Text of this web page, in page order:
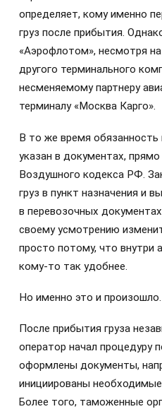
определяет, кому именно
груз после прибытия.
«Аэрофлотом», несмотря
другого терминального
несменяемому партнеру
терминалу «Москва Карго».
В то же время обязанность
указан в документах,
Воздушного кодекса РФ.
груз в пункт назначения и
в перевозочных
своему усмотрению
просто потому, что внутри
кому-то так удобнее.
Но именно это и произошло.
После прибытия груза
оператор начал процедуру
оформлены документы,
инициированы
Более того, таможенные